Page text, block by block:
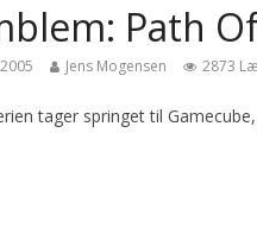
Path
Jens Mogensen 2873
tager springet til